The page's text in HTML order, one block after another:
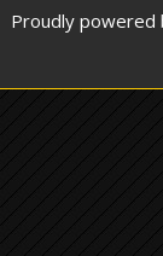
Proudly powered